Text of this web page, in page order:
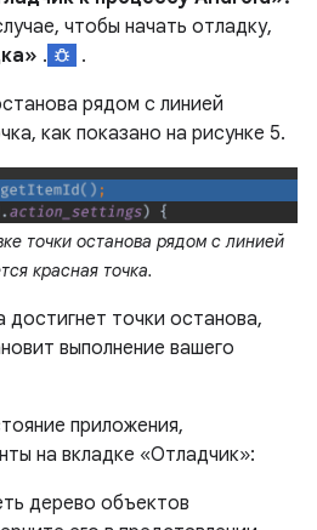
чтобы начать отладку,
.
.
рядом с линией
как показано на рисунке 5.
точки останова рядом с линией
красная точка.
достигнет точки останова,
выполнение вашего
приложения,
на вкладке «Отладчик»:
дерево объектов